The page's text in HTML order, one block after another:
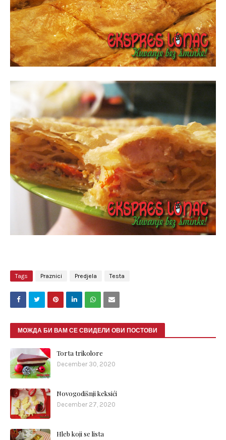
Tags Praznici Predjela Testa
МОЖДА БИ ВАМ СЕ СВИДЕЛИ ОВИ ПОСТОВИ
Torta trikolore
December 30, 2020
Novogodišnji keksići
December 27, 2020
Hleb koji se lista